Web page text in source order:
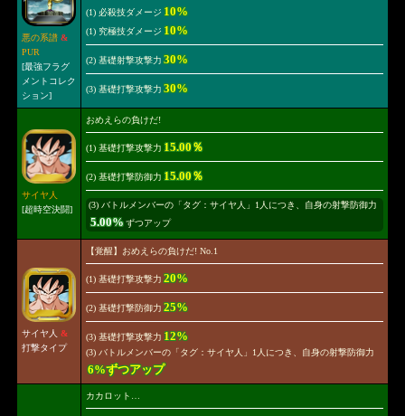
悪の系譜&
PUR
[最強フラグ
メントコレク
ション]
(1) 必殺技ダメージ 10%
(1) 究極技ダメージ 10%
(2) 基礎射撃攻撃力 30%
(3) 基礎打撃攻撃力 30%
サイヤ人
[超時空決闘]
おめえらの負けだ!
(1) 基礎打撃攻撃力 15.00％
(2) 基礎打撃防御力 15.00％
(3) バトルメンバーの「タグ：サイヤ人」1人につき、自身の射撃防御力
5.00%ずつアップ
サイヤ人 &
打撃タイプ
【覚醒】おめえらの負けだ! No.1
(1) 基礎打撃攻撃力 20%
(2) 基礎打撃防御力 25%
(3) 基礎打撃攻撃力 12%
(3) バトルメンバーの「タグ：サイヤ人」1人につき、自身の射撃防御力
6%ずつアップ
カカロット…